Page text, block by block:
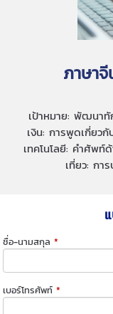
ภาษาจี
เป้าหมาย: พัฒนาทั
เงิน: การพูดเกี่ยวกั
เทคโนโลยี: คำศัพท์
เที่ยว: กา
ชื่อ-นามสกุล *
เบอร์โทรศัพท์ *